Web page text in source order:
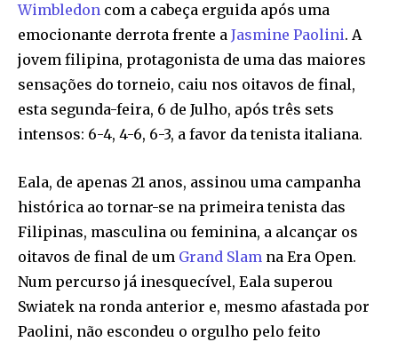
Wimbledon com a cabeça erguida após uma
emocionante derrota frente a Jasmine Paolini. A
jovem filipina, protagonista de uma das maiores
sensações do torneio, caiu nos oitavos de final,
esta segunda-feira, 6 de Julho, após três sets
intensos: 6-4, 4-6, 6-3, a favor da tenista italiana.
Eala, de apenas 21 anos, assinou uma campanha
histórica ao tornar-se na primeira tenista das
Filipinas, masculina ou feminina, a alcançar os
oitavos de final de um Grand Slam na Era Open.
Num percurso já inesquecível, Eala superou
Swiatek na ronda anterior e, mesmo afastada por
Paolini, não escondeu o orgulho pelo feito